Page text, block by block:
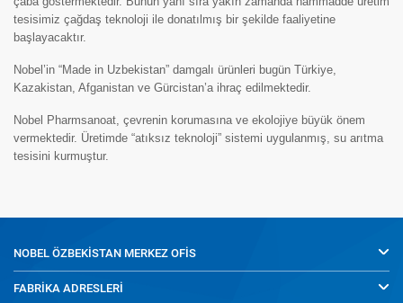
tesisimiz çağdaş teknoloji ile donatılmış bir şekilde faaliyetine
başlayacaktır.
Nobel’in “Made in Uzbekistan” damgalı ürünleri bugün Türkiye,
Kazakistan, Afganistan ve Gürcistan’a ihraç edilmektedir.
Nobel Pharmsanoat, çevrenin korumasına ve ekolojiye büyük önem
vermektedir. Üretimde “atıksız teknoloji” sistemi uygulanmış, su arıtma
tesisini kurmuştur.
NOBEL ÖZBEKİSTAN MERKEZ OFİS
FABRİKA ADRESLERİ